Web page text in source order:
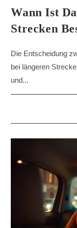
Wann Ist
Strecken
Die Entscheidung
bei längeren
und...